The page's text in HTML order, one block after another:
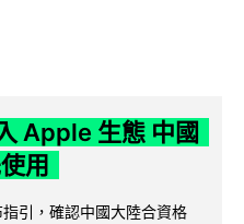
Apple 生態 中國
用
引，確認中國大陸合資格